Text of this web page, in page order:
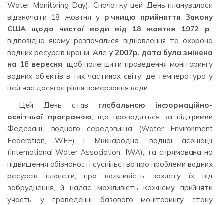
Water Monitoring Day). Спочатку цей День планувалося
відзначати 18 жовтня у річницю прийняття Закону
США щодо чистої води від 18 жовтня 1972 р.,
відповідно якому розпочалися відновлення та охорона
водних ресурсів країни. Але у 2007р. дата була змінена
на 18 вересня, щоб полегшити проведення моніторингу
водних об’єктів в тих частинах світу, де температура у
цей час досягає рівня замерзання води.
Цей День став глобальною інформаційно-
освітньої програмою, що проводиться за підтримки
Федерації водного середовища (Water Environment
Federation, WEF) і Міжнародної водної асоціації
(International Water Association, IWA), та спрямована на
підвищення обізнаності суспільства про проблеми водних
ресурсів планети, про важливість захисту їх від
забруднення, й надає можливість кожному прийняти
участь у проведенні базового моніторингу стану